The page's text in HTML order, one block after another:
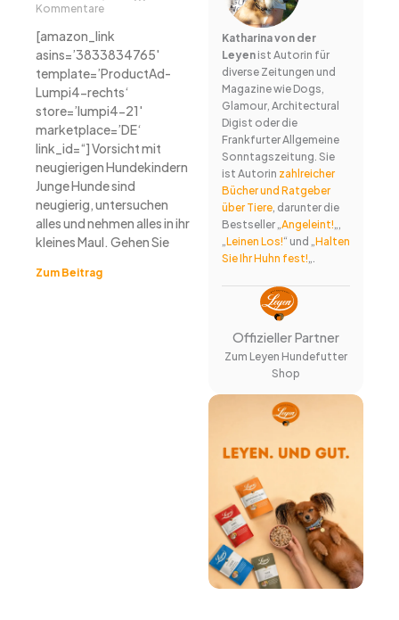
Kommentare
[amazon_link
asins=’3833834765′
template=’ProductAd-
Lumpi4-rechts‘
store=’lumpi4-21′
marketplace=’DE‘
link_id=“] Vorsicht mit
neugierigen Hundekindern
Junge Hunde sind
neugierig, untersuchen
alles und nehmen alles in ihr
kleines Maul. Gehen Sie
Zum Beitrag
Katharina von der
Leyenist Autorin für
diverse Zeitungen und
Magazine wie Dogs,
Glamour, Architectural
Digist oder die
Frankfurter Allgemeine
Sonntagszeitung. Sie
ist Autorin zahlreicher
Bücher und Ratgeber
über Tiere, darunter die
Bestseller „Angeleint!„,
„Leinen Los!“ und „Halten
Sie Ihr Huhn fest!„.
Offizieller Partner
Zum Leyen Hundefutter
Shop